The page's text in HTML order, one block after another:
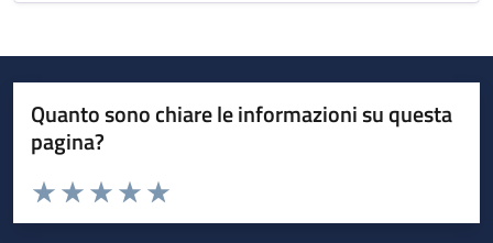
Quanto sono chiare le informazioni su questa
pagina?
Valuta da 1 a 5 stelle la pagina
Valuta 5 stelle su 5
Valuta 4 stelle su 5
Valuta 3 stelle su 5
Valuta 2 stelle su 5
Valuta 1 stelle su 5